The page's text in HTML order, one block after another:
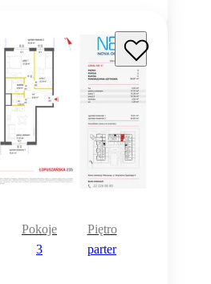
Pokoje
3
Piętro
parter